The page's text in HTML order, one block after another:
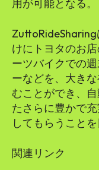
用が可能となる。
ZuttoRideSharing
けにトヨタのお
ーツバイクでの
ーなどを、大き
むことができ、
たさらに豊かで
してもらうこと
関連リンク